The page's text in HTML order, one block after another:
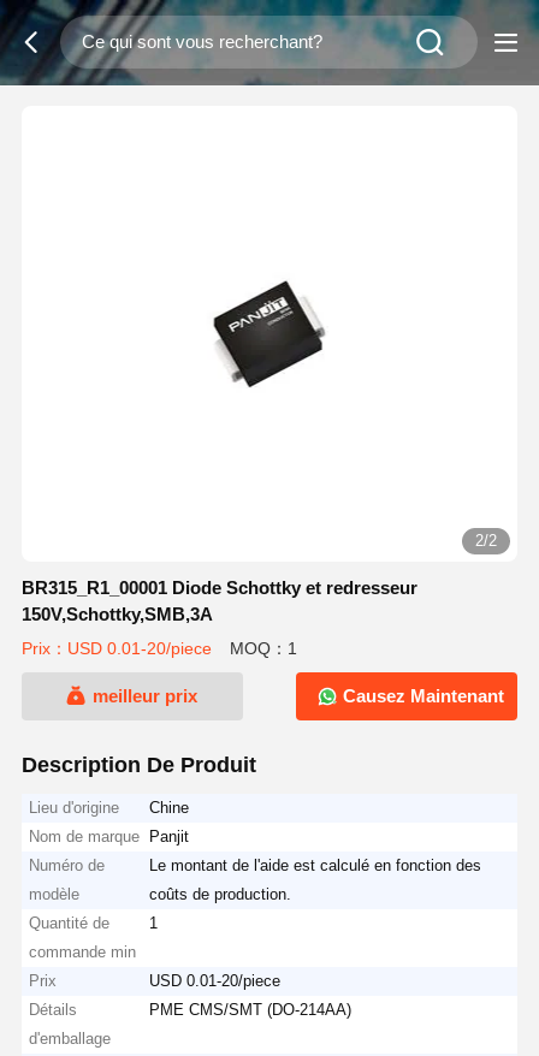
2/2
BR315_R1_00001 Diode Schottky et redresseur
150V,Schottky,SMB,3A
Prix：USD 0.01-20/piece MOQ：1
meilleur prix Causez Maintenant
Description De Produit
Lieu d'origine
Chine
Nom de marque
Panjit
Numéro de
modèle
Le montant de l'aide est calculé en fonction des
coûts de production.
Quantité de
commande min
1
Prix
USD 0.01-20/piece
Détails
d'emballage
PME CMS/SMT (DO-214AA)